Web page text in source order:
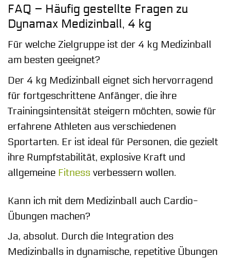
FAQ – Häufig gestellte Fragen zu
Dynamax Medizinball, 4 kg
Für welche Zielgruppe ist der 4 kg Medizinball
am besten geeignet?
Der 4 kg Medizinball eignet sich hervorragend
für fortgeschrittene Anfänger, die ihre
Trainingsintensität steigern möchten, sowie für
erfahrene Athleten aus verschiedenen
Sportarten. Er ist ideal für Personen, die gezielt
ihre Rumpfstabilität, explosive Kraft und
allgemeine Fitness verbessern wollen.
Kann ich mit dem Medizinball auch Cardio-
Übungen machen?
Ja, absolut. Durch die Integration des
Medizinballs in dynamische, repetitive Übungen